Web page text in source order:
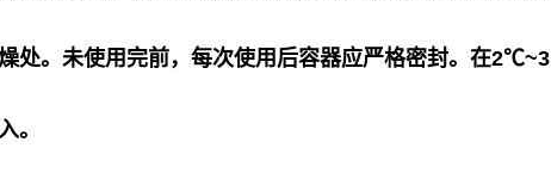
处。未使用完前，每次使用后容器应严格密封。在2℃~3
。